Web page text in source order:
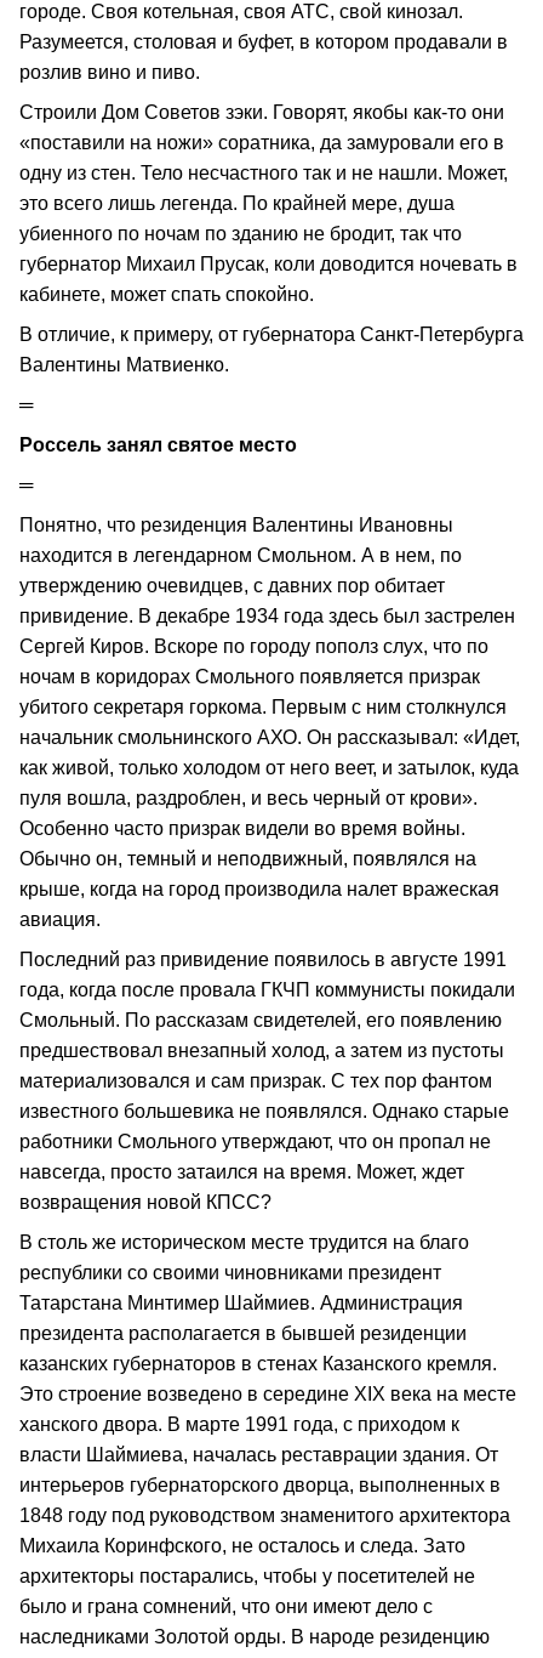
городе. Своя котельная, своя АТС, свой кинозал.
Разумеется, столовая и буфет, в котором продавали в
розлив вино и пиво.
Строили Дом Советов зэки. Говорят, якобы как-то они
«поставили на ножи» соратника, да замуровали его в
одну из стен. Тело несчастного так и не нашли. Может,
это всего лишь легенда. По крайней мере, душа
убиенного по ночам по зданию не бродит, так что
губернатор Михаил Прусак, коли доводится ночевать в
кабинете, может спать спокойно.
В отличие, к примеру, от губернатора Санкт-Петербурга
Валентины Матвиенко.
═
Россель занял святое место
═
Понятно, что резиденция Валентины Ивановны
находится в легендарном Смольном. А в нем, по
утверждению очевидцев, с давних пор обитает
привидение. В декабре 1934 года здесь был застрелен
Сергей Киров. Вскоре по городу пополз слух, что по
ночам в коридорах Смольного появляется призрак
убитого секретаря горкома. Первым с ним столкнулся
начальник смольнинского АХО. Он рассказывал: «Идет,
как живой, только холодом от него веет, и затылок, куда
пуля вошла, раздроблен, и весь черный от крови».
Особенно часто призрак видели во время войны.
Обычно он, темный и неподвижный, появлялся на
крыше, когда на город производила налет вражеская
авиация.
Последний раз привидение появилось в августе 1991
года, когда после провала ГКЧП коммунисты покидали
Смольный. По рассказам свидетелей, его появлению
предшествовал внезапный холод, а затем из пустоты
материализовался и сам призрак. С тех пор фантом
известного большевика не появлялся. Однако старые
работники Смольного утверждают, что он пропал не
навсегда, просто затаился на время. Может, ждет
возвращения новой КПСС?
В столь же историческом месте трудится на благо
республики со своими чиновниками президент
Татарстана Минтимер Шаймиев. Администрация
президента располагается в бывшей резиденции
казанских губернаторов в стенах Казанского кремля.
Это строение возведено в середине XIX века на месте
ханского двора. В марте 1991 года, с приходом к
власти Шаймиева, началась реставрации здания. От
интерьеров губернаторского дворца, выполненных в
1848 году под руководством знаменитого архитектора
Михаила Коринфского, не осталось и следа. Зато
архитекторы постарались, чтобы у посетителей не
было и грана сомнений, что они имеют дело с
наследниками Золотой орды. В народе резиденцию